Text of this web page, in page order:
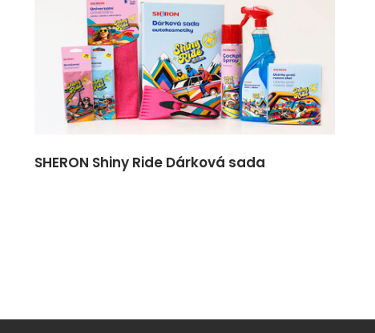
SHERON Shiny Ride Dárková sada